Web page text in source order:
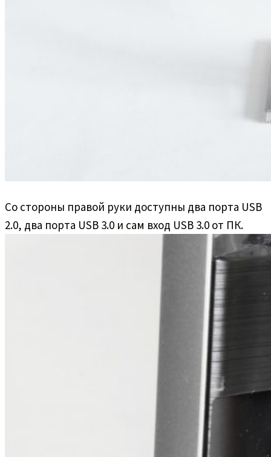
Со стороны правой руки доступны два порта USB
2.0, два порта USB 3.0 и сам вход USB 3.0 от ПК.